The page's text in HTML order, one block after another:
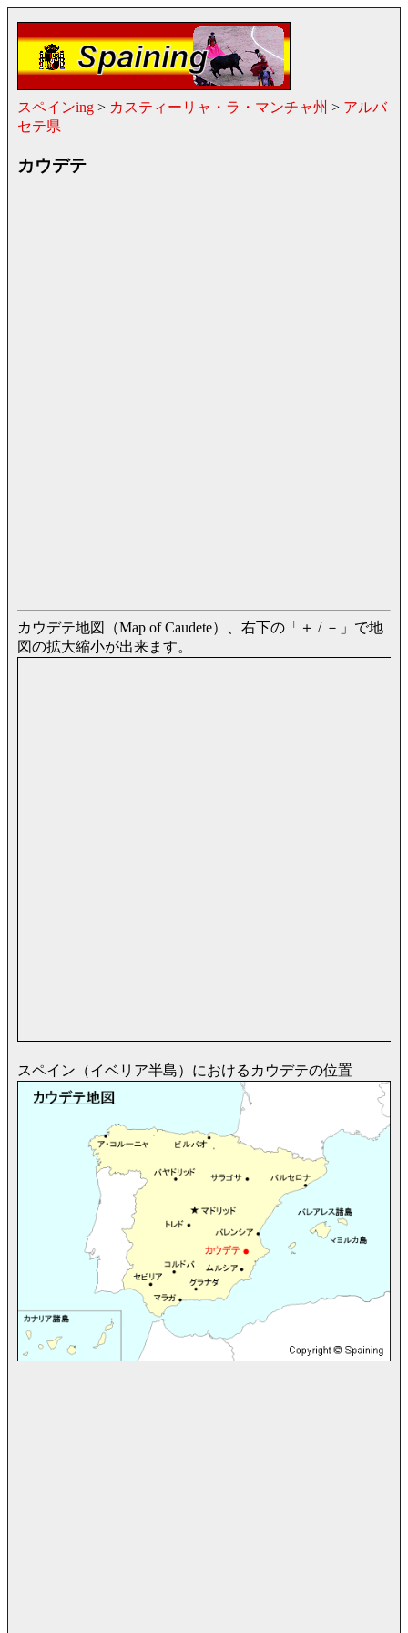
スペインing > カスティーリャ・ラ・マンチャ州 > アルバ
セテ県
カウデテ
カウデテ地図（Map of Caudete）、右下の「＋ / －」で地
図の拡大縮小が出来ます。
スペイン（イベリア半島）におけるカウデテの位置